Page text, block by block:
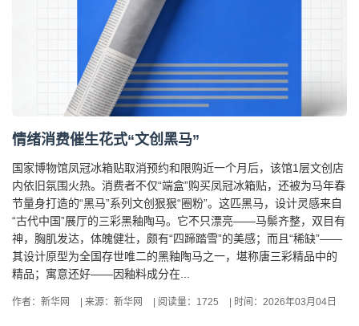
情绪消费催生花式“文创黑马”
国家博物馆凤冠冰箱贴取消预约和限购近一个月后，该馆1层文创店
内依旧氛围火热。消费者不仅“端盒”购买凤冠冰箱贴，还被为马年春
节量身打造的“黑马”系列文创狠狠“圈粉”。这匹黑马，设计灵感来自
“古代中国”展厅的三彩黑釉陶马。它不只漂亮——马鬃齐整，双目有
神，胸肌发达，体魄健壮，颇有“四蹄踏雪”的美感；而且“稀缺”——
其设计原型为全国存世唯二的黑釉陶马之一，堪称唐三彩精品中的
精品；寓意还好——因釉料成分在...
作者：新华网 来源：新华网 阅读量：1725 时间：2026年03月04日